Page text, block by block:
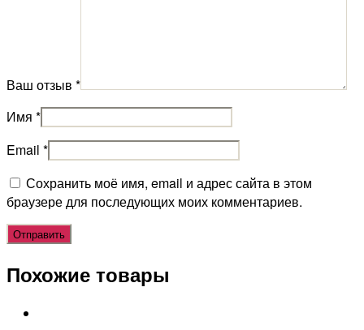
Ваш отзыв *
Имя *
Email *
Сохранить моё имя, email и адрес сайта в этом
браузере для последующих моих комментариев.
Похожие товары